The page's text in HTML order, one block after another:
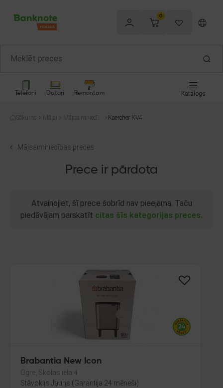
0
Telefoni Datori Remontam Katalogs
Sākums Mājai
Mājsaimniecība
Kaercher KV4
Mājsaimniecības preces
Prece ir pārdota
Atvainojiet, šī prece šobrīd nav pieejama. Taču
piedāvājam parskatīt citas šīs kategorijas preces.
Brabantia New lcon
Ogre, Skolas iela 4
Stāvoklis Jauns (Garantija 24 mēneši)